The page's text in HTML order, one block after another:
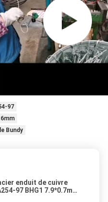
97
Bundy
enduit de cuivre
97 BHG1 7.9*0.7mm